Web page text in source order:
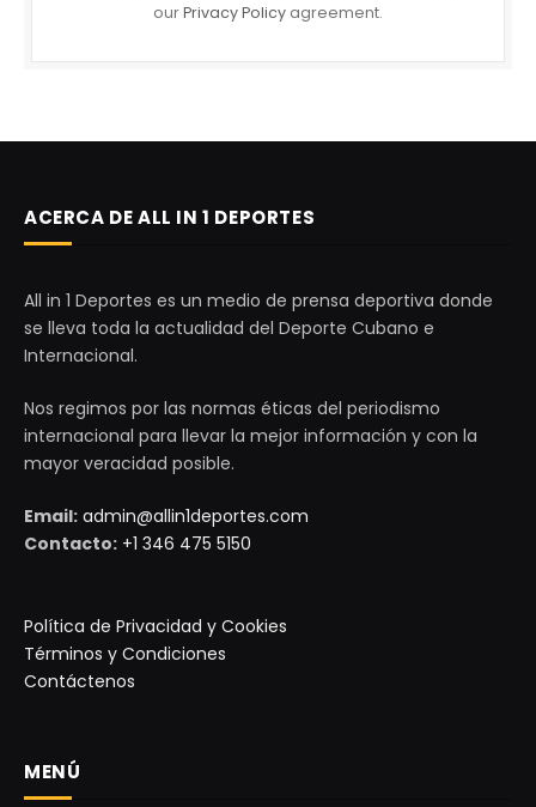
ourPrivacy Policy agreement.
ACERCA DE ALL IN 1 DEPORTES
All in 1 Deportes es un medio de prensa deportiva donde
se lleva toda la actualidad del Deporte Cubano e
Internacional.
Nos regimos por las normas éticas del periodismo
internacional para llevar la mejor información y con la
mayor veracidad posible.
Email: admin@allin1deportes.com
Contacto: +1 346 475 5150
Política de Privacidad y Cookies
Términos y Condiciones
Contáctenos
MENÚ